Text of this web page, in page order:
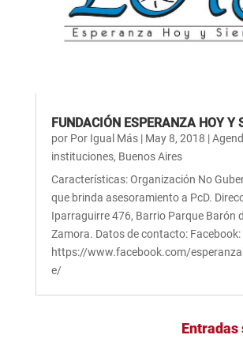
FUNDACIÓN ESPERANZA HOY Y
por Por Igual Más| May 8, 2018 |
instituciones, Buenos Aires
Características: Organización No
que brinda asesoramiento a PcD.
Iparraguirre 476, Barrio Parque Barón
Zamora. Datos de contacto: Facebook:
https://www.facebook.com/
e/
Entradas